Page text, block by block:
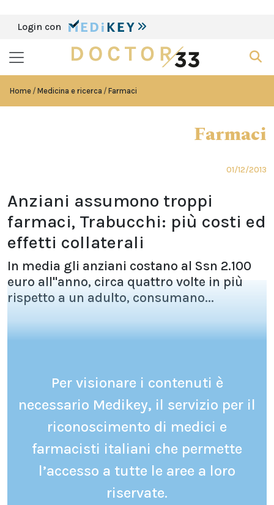
Login con
Home Medicina e ricerca Farmaci
Farmaci
01/12/2013
Anziani assumono troppi
farmaci, Trabucchi: più costi ed
effetti collaterali
In media gli anziani costano al Ssn 2.100
euro all''anno, circa quattro volte in più
rispetto a un adulto, consumano...
Per visionare i contenuti è
necessario Medikey, il servizio per il
riconoscimento di medici e
farmacisti italiani che permette
l’accesso a tutte le aree a loro
riservate.